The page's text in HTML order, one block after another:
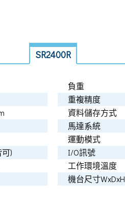
SR2400R
)
負重
重複精度
資料儲存方式
馬達系統
運動模式
I/O訊號
工作環境溫度
機台尺寸WxDxH